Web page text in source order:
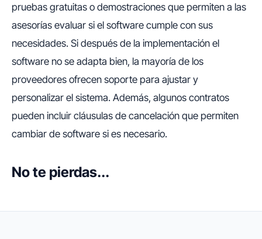
pruebas gratuitas o demostraciones que permiten a las
asesorías evaluar si el software cumple con sus
necesidades. Si después de la implementación el
software no se adapta bien, la mayoría de los
proveedores ofrecen soporte para ajustar y
personalizar el sistema. Además, algunos contratos
pueden incluir cláusulas de cancelación que permiten
cambiar de software si es necesario.
No te pierdas...